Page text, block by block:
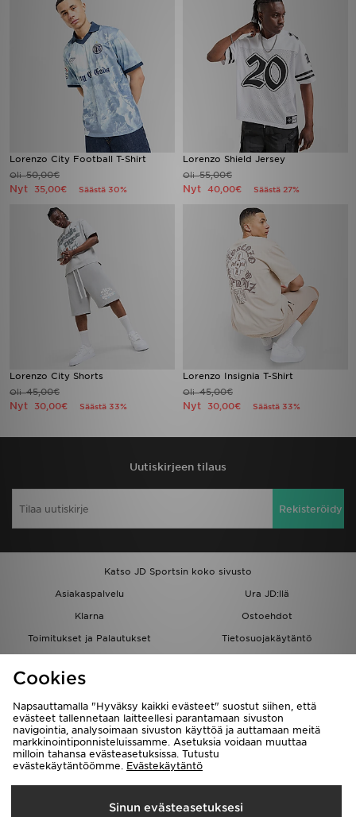
Lorenzo City Football T-Shirt
Oli50,00€
Nyt 35,00€ Säästä 30%
Lorenzo Shield Jersey
Oli55,00€
Nyt 40,00€ Säästä 27%
Lorenzo City Shorts
Oli45,00€
Nyt 30,00€ Säästä 33%
Lorenzo Insignia T-Shirt
Oli45,00€
Nyt 30,00€ Säästä 33%
Uutiskirjeen tilaus
Rekisteröidy
Katso JD Sportsin koko sivusto
Asiakaspalvelu
Ura JD:llä
Klarna
Ostoehdot
Toimitukset ja Palautukset
Tietosuojakäytäntö
Löydä myymälä
Kumppanuusohjelma
JD Blog
Toimitetaan
Suomi
Cookies
Napsauttamalla "Hyväksy kaikki evästeet" suostut siihen, että
evästeet tallennetaan laitteellesi parantamaan sivuston
navigointia, analysoimaan sivuston käyttöä ja auttamaan meitä
markkinointiponnisteluissamme. Asetuksia voidaan muuttaa
milloin tahansa evästeasetuksissa. Tutustu
evästekäytäntöömme. Evästekäytäntö
Sinun evästeasetuksesi